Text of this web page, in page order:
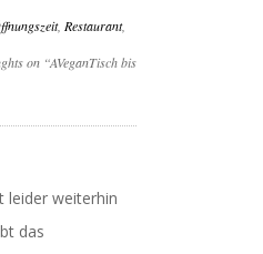
, Restaurant,
on “AVeganTisch bis
leider weiterhin
das